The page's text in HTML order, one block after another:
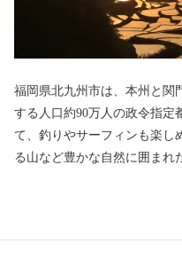
福岡県北九州市は、本州と関
する人口約90万人の政令指定
て、釣りやサーフィンも楽し
る山など豊かな自然に囲まれ
明太子など本市ならではの返